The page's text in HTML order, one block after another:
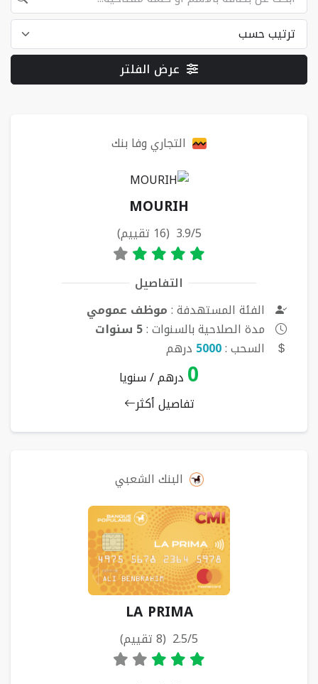
عرض الفلتر
التجاري وفا بنك
MOURIH
3.9/5 (16 تقييم)
التفاصيل
الفئة المستهدفة :موظف عمومي
مدة الصلاحية بالسنوات :5 سنوات
السحب :5000 درهم
0 درهم / سنويا
تفاصيل أكثر
البنك الشعبي
LA PRIMA
2.5/5 (8 تقييم)